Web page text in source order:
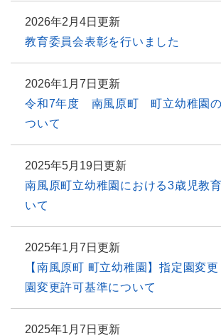
2026年2月4日更新
教育委員会表彰を行いました
2026年1月7日更新
令和7年度 南風原町 町立幼稚園の
ついて
2025年5月19日更新
南風原町立幼稚園における3歳児教
いて
2025年1月7日更新
【南風原町 町立幼稚園】指定園変
園変更許可基準について
2025年1月7日更新